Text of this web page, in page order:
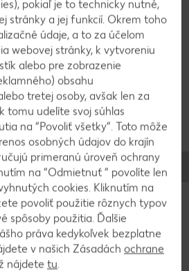
do zmrzlinového stroja a
polevy rozrežeme
dreň vyškriabeme
zvyšným mliekom (4 lyžice
cukrom uvedieme
s mliekom, ktoré sme
do vriacej vody. Pre
polevy čokoládu nahrubo
zohrejeme a necháme v nej
nahrubo nasekáme.
pokiaľ je to technicky nutné,
stránky a jej funkcií. Okrem toho
údaje, a to za účelom
webovej stránky, k vytvoreniu
alebo pre zobrazenie
obsahu
tretej osoby, avšak len za
tomu udelíte svoj súhlas
na “Povoliť všetky”. Toto môže
osobných údajov do krajín
primeranú úroveň ochrany
na “Odmietnuť ” povolíte len
cookies. Kliknutím na
povoliť použitie rôznych typov
spôsoby použitia. Ďalšie
práva kedykoľvek bezplatne
v našich Zásadách ochrane
nájdete tu.